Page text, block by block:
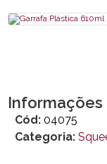
Informações
Cód: 04075
Categoria: